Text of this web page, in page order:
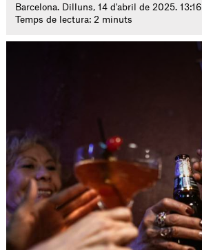
Barcelona. Dilluns, 14 d'abril de 2025. 13:16
Temps de lectura: 2 minuts